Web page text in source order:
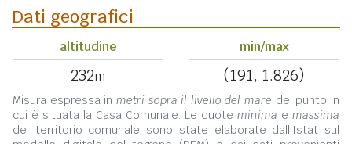
Dati geografici
altitudine
232m
min/max
(191, 1.826)
Misura espressa in metri sopra il livello del mare del punto in
cui è situata la Casa Comunale. Le quote minima e massima
del territorio comunale sono state elaborate dall'Istat sul